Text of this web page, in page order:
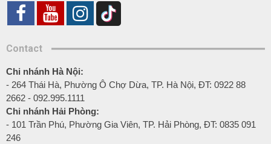
Contact
Chi nhánh Hà Nội:
- 264 Thái Hà, Phường Ô Chợ Dừa, TP. Hà Nội, ĐT: 0922 88
2662 - 092.995.1111
Chi nhánh Hải Phòng:
- 101 Trần Phú, Phường Gia Viên, TP. Hải Phòng, ĐT: 0835 091
246